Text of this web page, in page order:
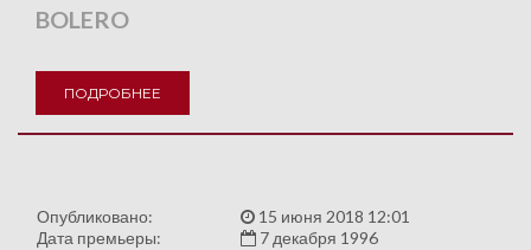
BOLERO
ПОДРОБНЕЕ
Опубликовано:
15 июня 2018 12:01
Дата премьеры:
7 декабря 1996